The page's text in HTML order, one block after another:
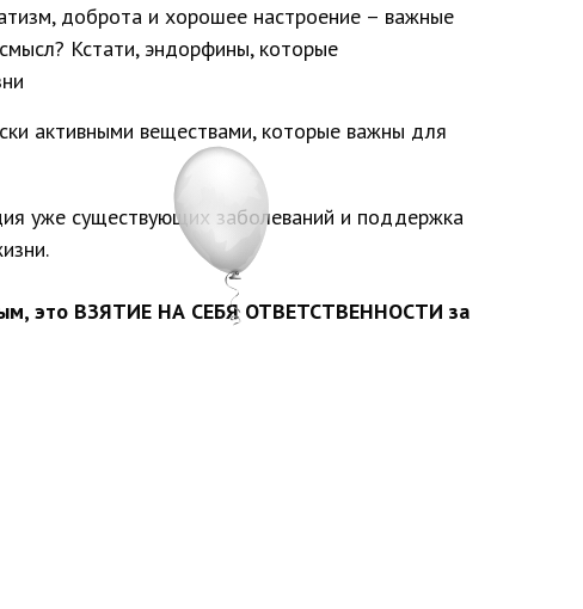
доброта и хорошее настроение – важные
Кстати, эндорфины, которые
активными веществами, которые важны для
уже существующих заболеваний и поддержка
это ВЗЯТИЕ НА СЕБЯ ОТВЕТСТВЕННОСТИ за